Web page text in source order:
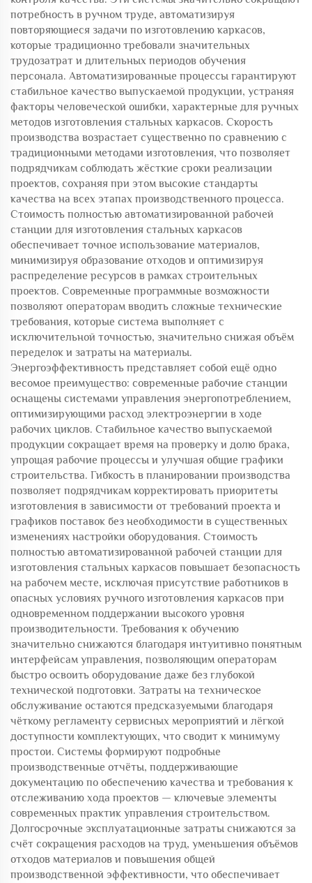
потребность в ручном труде, автоматизируя
повторяющиеся задачи по изготовлению каркасов,
которые традиционно требовали значительных
трудозатрат и длительных периодов обучения
персонала. Автоматизированные процессы гарантируют
стабильное качество выпускаемой продукции, устраняя
факторы человеческой ошибки, характерные для ручных
методов изготовления стальных каркасов. Скорость
производства возрастает существенно по сравнению с
традиционными методами изготовления, что позволяет
подрядчикам соблюдать жёсткие сроки реализации
проектов, сохраняя при этом высокие стандарты
качества на всех этапах производственного процесса.
Стоимость полностью автоматизированной рабочей
станции для изготовления стальных каркасов
обеспечивает точное использование материалов,
минимизируя образование отходов и оптимизируя
распределение ресурсов в рамках строительных
проектов. Современные программные возможности
позволяют операторам вводить сложные технические
требования, которые система выполняет с
исключительной точностью, значительно снижая объём
переделок и затраты на материалы.
Энергоэффективность представляет собой ещё одно
весомое преимущество: современные рабочие станции
оснащены системами управления энергопотреблением,
оптимизирующими расход электроэнергии в ходе
рабочих циклов. Стабильное качество выпускаемой
продукции сокращает время на проверку и долю брака,
упрощая рабочие процессы и улучшая общие графики
строительства. Гибкость в планировании производства
позволяет подрядчикам корректировать приоритеты
изготовления в зависимости от требований проекта и
графиков поставок без необходимости в существенных
изменениях настройки оборудования. Стоимость
полностью автоматизированной рабочей станции для
изготовления стальных каркасов повышает безопасность
на рабочем месте, исключая присутствие работников в
опасных условиях ручного изготовления каркасов при
одновременном поддержании высокого уровня
производительности. Требования к обучению
значительно снижаются благодаря интуитивно понятным
интерфейсам управления, позволяющим операторам
быстро освоить оборудование даже без глубокой
технической подготовки. Затраты на техническое
обслуживание остаются предсказуемыми благодаря
чёткому регламенту сервисных мероприятий и лёгкой
доступности комплектующих, что сводит к минимуму
простои. Системы формируют подробные
производственные отчёты, поддерживающие
документацию по обеспечению качества и требования к
отслеживанию хода проектов — ключевые элементы
современных практик управления строительством.
Долгосрочные эксплуатационные затраты снижаются за
счёт сокращения расходов на труд, уменьшения объёмов
отходов материалов и повышения общей
производственной эффективности, что обеспечивает